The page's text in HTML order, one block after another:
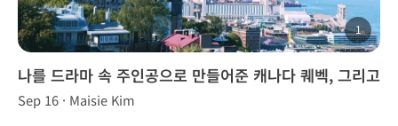
1
나를 드라마 속 주인공으로 만들어준 캐나다 퀘벡, 그리고
브니 가이드님
Sep 16 · Maisie Kim